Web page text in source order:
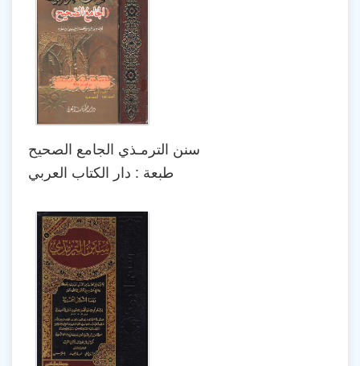
سنن الترمـذي الجامع الصحيح
طبعة : دار الكتاب العربي